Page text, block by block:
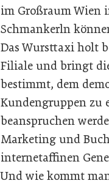
im Großraum Wien
Schmankerln
Das Wursttaxi holt
Filiale und bringt
bestimmt, dem
Kundengruppen zu
beanspruchen
Marketing und
internetaffinen
Und wie kommt